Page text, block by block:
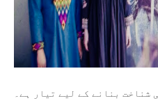
شناخت بنانے کے لیے تیار ہے۔